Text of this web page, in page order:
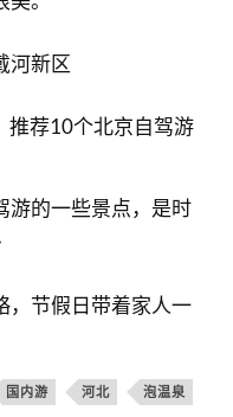
河新区
游的一些景点，是时
，节假日带着家人一
国内游 河北 泡温泉